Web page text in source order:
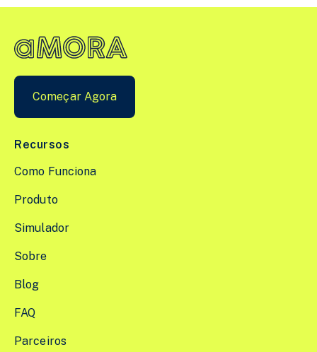
Começar Agora
Recursos
Como Funciona
Produto
Simulador
Sobre
Blog
FAQ
Parceiros